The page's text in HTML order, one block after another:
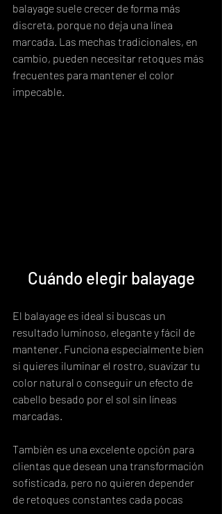
balayage suele crecer de forma más
discreta, porque no deja una línea
marcada. Las mechas tradicionales, en
cambio, pueden necesitar retoques más
frecuentes para mantener el color
impecable.
Cuándo elegir balayage
El balayage es ideal si buscas un
resultado luminoso, elegante y fácil de
mantener. Funciona especialmente bien
si quieres iluminar el rostro, suavizar tu
color natural o conseguir un efecto de
cabello besado por el sol sin líneas
marcadas.
También es una excelente opción para
clientas que desean una transformación
sofisticada, pero no quieren depender
de retoques constantes cada pocas